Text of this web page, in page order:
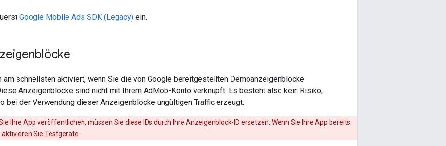
Google Mobile Ads SDK (Legacy) ein.
am schnellsten aktiviert, wenn Sie die von Google bereitgestellten Demoanzeigenblöcke
Anzeigenblöcke sind nicht mit Ihrem AdMob-Konto verknüpft. Es besteht also kein Risiko,
bei der Verwendung dieser Anzeigenblöcke ungültigen Traffic erzeugt.
Ihre App veröffentlichen, müssen Sie diese IDs durch Ihre Anzeigenblock-ID ersetzen. Wenn Sie Ihre App bereits
aktivieren Sie Testgeräte